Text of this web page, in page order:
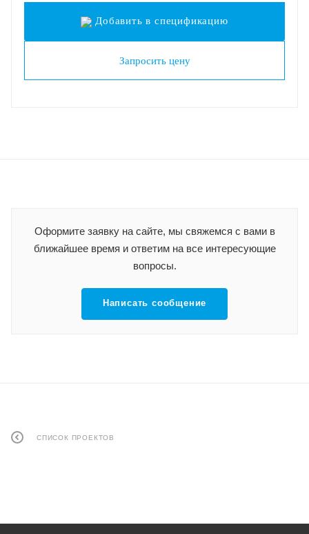
Добавить в спецификацию
Запросить цену
Оформите заявку на сайте, мы свяжемся с вами в
ближайшее время и ответим на все интересующие
вопросы.
Написать сообщение
СПИСОК ПРОЕКТОВ